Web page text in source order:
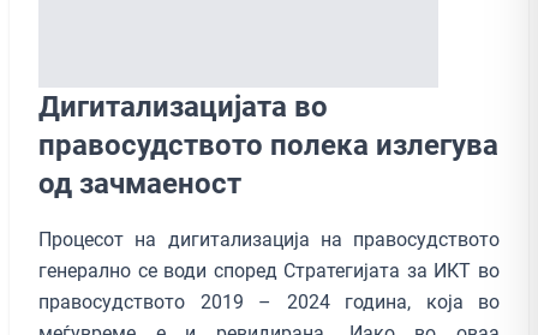
Дигитализацијата во
правосудството полека излегува
од зачмаеност
Процесот на дигитализација на правосудството
генерално се води според Стратегијата за ИКТ во
правосудството 2019 – 2024 година, која во